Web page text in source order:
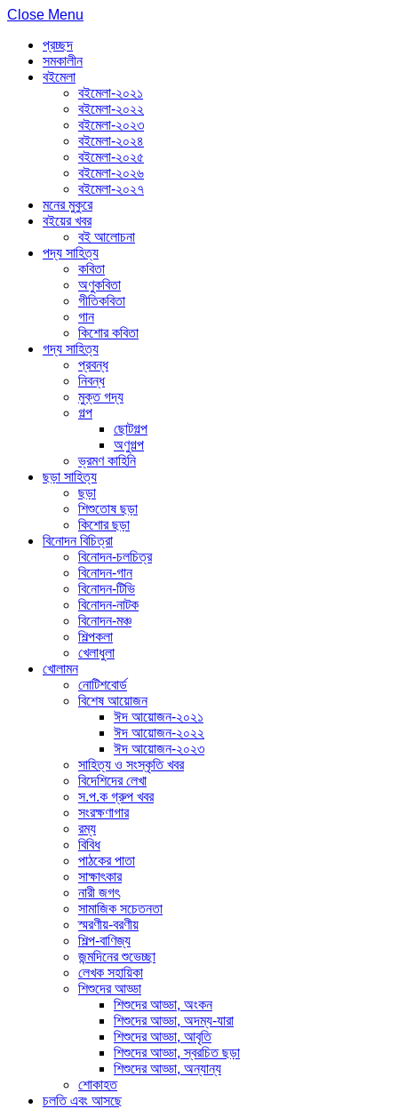
Close Menu
প্রচ্ছদ
সমকালীন
বইমেলা
বইমেলা-২০২১
বইমেলা-২০২২
বইমেলা-২০২৩
বইমেলা-২০২৪
বইমেলা-২০২৫
বইমেলা-২০২৬
বইমেলা-২০২৭
মনের মুকুরে
বইয়ের খবর
বই আলোচনা
পদ্য সাহিত্য
কবিতা
অণুকবিতা
গীতিকবিতা
গান
কিশোর কবিতা
গদ্য সাহিত্য
প্রবন্ধ
নিবন্ধ
মুক্ত গদ্য
গল্প
ছোটগল্প
অণুগল্প
ভ্রমণ কাহিনি
ছড়া সাহিত্য
ছড়া
শিশুতোষ ছড়া
কিশোর ছড়া
বিনোদন বিচিত্রা
বিনোদন-চলচিত্র
বিনোদন-গান
বিনোদন-টিভি
বিনোদন-নাটক
বিনোদন-মঞ্চ
শিল্পকলা
খেলাধুলা
খোলামন
নোটিশবোর্ড
বিশেষ আয়োজন
ঈদ আয়োজন-২০২১
ঈদ আয়োজন-২০২২
ঈদ আয়োজন-২০২৩
সাহিত্য ও সংস্কৃতি খবর
বিদেশিদের লেখা
স.প.ক গ্রুপ খবর
সংরক্ষণাগার
রম্য
বিবিধ
পাঠকের পাতা
সাক্ষাৎকার
নারী জগৎ
সামাজিক সচেতনতা
স্মরণীয়-বরণীয়
শিল্প-বাণিজ্য
জন্মদিনের শুভেচ্ছা
লেখক সহায়িকা
শিশুদের আড্ডা
শিশুদের আড্ডা, অংকন
শিশুদের আড্ডা, অদম্য-যারা
শিশুদের আড্ডা, আবৃতি
শিশুদের আড্ডা, স্বরচিত ছড়া
শিশুদের আড্ডা, অন্যান্য
শোকাহত
চলতি এবং আসছে